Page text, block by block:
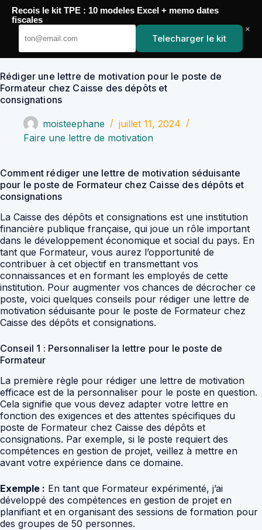
Passer
contenu
YoupiJobs
Rédiger une lettre de motivation pour le poste de
Formateur chez Caisse des dépôts et
consignations
moisteephane
juillet 11, 2024
Faire une lettre de motivation
Comment rédiger une lettre de motivation séduisante
pour le poste de Formateur chez Caisse des dépôts et
consignations
La Caisse des dépôts et consignations est une institution
financière publique française, qui joue un rôle important
dans le développement économique et social du pays. En
tant que Formateur, vous aurez l’opportunité de
contribuer à cet objectif en transmettant vos
connaissances et en formant les employés de cette
institution. Pour augmenter vos chances de décrocher ce
poste, voici quelques conseils pour rédiger une lettre de
motivation séduisante pour le poste de Formateur chez
Caisse des dépôts et consignations.
Conseil 1 : Personnaliser la lettre pour le poste de
Formateur
La première règle pour rédiger une lettre de motivation
efficace est de la personnaliser pour le poste en question.
Cela signifie que vous devez adapter votre lettre en
fonction des exigences et des attentes spécifiques du
poste de Formateur chez Caisse des dépôts et
consignations. Par exemple, si le poste requiert des
compétences en gestion de projet, veillez à mettre en
avant votre expérience dans ce domaine.
Exemple : En tant que Formateur expérimenté, j’ai
développé des compétences en gestion de projet en
planifiant et en organisant des sessions de formation pour
des groupes de 50 personnes.
Recois le kit TPE : 10 modeles Excel + memo dates
fiscales
Telecharger le kit
×